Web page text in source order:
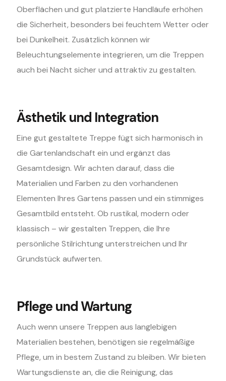
Oberflächen und gut platzierte Handläufe erhöhen
die Sicherheit, besonders bei feuchtem Wetter oder
bei Dunkelheit. Zusätzlich können wir
Beleuchtungselemente integrieren, um die Treppen
auch bei Nacht sicher und attraktiv zu gestalten.
Ästhetik und Integration
Eine gut gestaltete Treppe fügt sich harmonisch in
die Gartenlandschaft ein und ergänzt das
Gesamtdesign. Wir achten darauf, dass die
Materialien und Farben zu den vorhandenen
Elementen Ihres Gartens passen und ein stimmiges
Gesamtbild entsteht. Ob rustikal, modern oder
klassisch – wir gestalten Treppen, die Ihre
persönliche Stilrichtung unterstreichen und Ihr
Grundstück aufwerten.
Pflege und Wartung
Auch wenn unsere Treppen aus langlebigen
Materialien bestehen, benötigen sie regelmäßige
Pflege, um in bestem Zustand zu bleiben. Wir bieten
Wartungsdienste an, die die Reinigung, das